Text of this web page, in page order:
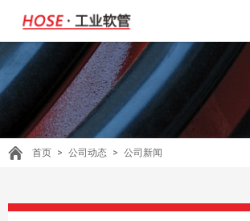
首页 > 公司动态 > 公司新闻